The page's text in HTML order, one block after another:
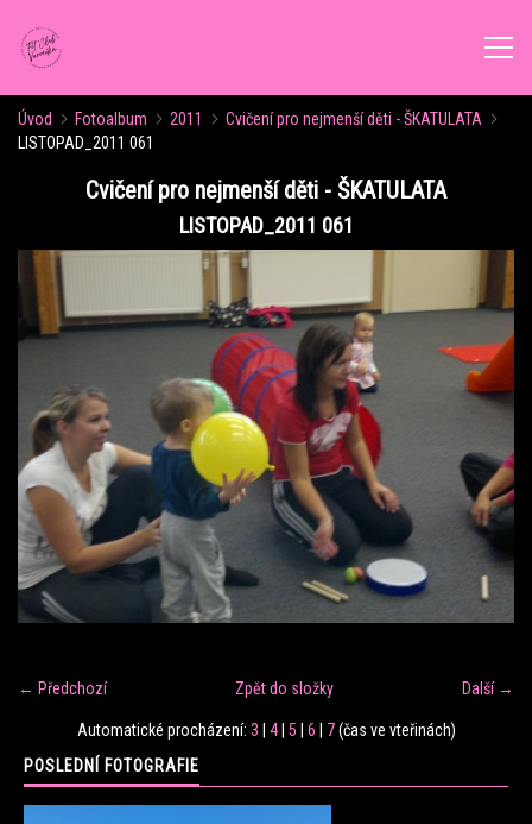
ÚVOD
ROZVRH CVIČENÍ
FORMY CVIČENÍ
VÝŽIVOVÉ PORADENSTVÍ
FITNESS TRÉNINK
FIT CLUB VERONIKA
Úvod Fotoalbum 2011
Cvičení pro nejmenší děti - ŠKATULATA
LISTOPAD_2011 061
Cvičení pro nejmenší děti - ŠKATULATA
LISTOPAD_2011 061
← Předchozí Další →
Zpět do složky
Automatické procházení: 3 | 4| 5 | 6 | 7(čas ve vteřinách)
POSLEDNÍ FOTOGRAFIE